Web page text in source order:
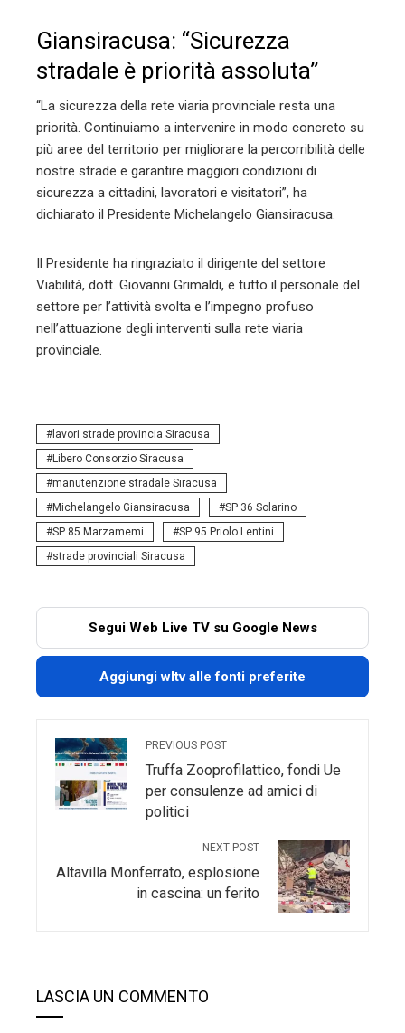
Giansiracusa: “Sicurezza
stradale è priorità assoluta”
“La sicurezza della rete viaria provinciale resta una
priorità. Continuiamo a intervenire in modo concreto su
più aree del territorio per migliorare la percorribilità delle
nostre strade e garantire maggiori condizioni di
sicurezza a cittadini, lavoratori e visitatori”, ha
dichiarato il Presidente Michelangelo Giansiracusa.
Il Presidente ha ringraziato il dirigente del settore
Viabilità, dott. Giovanni Grimaldi, e tutto il personale del
settore per l’attività svolta e l’impegno profuso
nell’attuazione degli interventi sulla rete viaria
provinciale.
lavori strade provincia Siracusa
Libero Consorzio Siracusa
manutenzione stradale Siracusa
Michelangelo Giansiracusa
SP 36 Solarino
SP 85 Marzamemi
SP 95 Priolo Lentini
strade provinciali Siracusa
Segui Web Live TV su Google News
Aggiungi wltv alle fonti preferite
PREVIOUS POST
Truffa Zooprofilattico, fondi Ue
per consulenze ad amici di
politici
NEXT POST
Altavilla Monferrato, esplosione
in cascina: un ferito
LASCIA UN COMMENTO